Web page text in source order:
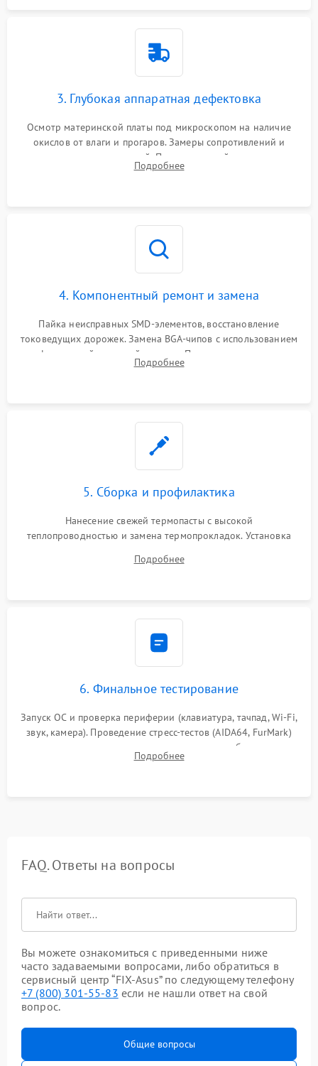
3. Глубокая аппаратная дефектовка
Осмотр материнской платы под микроскопом на наличие
окислов от влаги и прогаров. Замеры сопротивлений и
дежурных напряжений. Проверка цепей питания,
мультиконтроллера, процессора и видеочипа.
Подробнее
4. Компонентный ремонт и замена
Пайка неисправных SMD-элементов, восстановление
токоведущих дорожек. Замена BGA-чипов с использованием
инфракрасной паяльной станции. Прошивка микросхемы
BIOS или замена поврежденных портов USB
Подробнее
5. Сборка и профилактика
Нанесение свежей термопасты с высокой
теплопроводностью и замена термопрокладок. Установка
шлейфов, модулей памяти и накопителей. Предварительная
Подробнее
6. Финальное тестирование
Запуск ОС и проверка периферии (клавиатура, тачпад, Wi-Fi,
звук, камера). Проведение стресс-тестов (AIDA64, FurMark)
для контроля температурного режима и стабильности
системы под пиковой нагрузкой.
Подробнее
FAQ. Ответы на вопросы
Вы можете ознакомиться с приведенными ниже
часто задаваемыми вопросами, либо обратиться в
сервисный центр “FIX-Asus” по следующему телефону
+7 (800) 301-55-83 если не нашли ответ на свой
вопрос.
Общие вопросы